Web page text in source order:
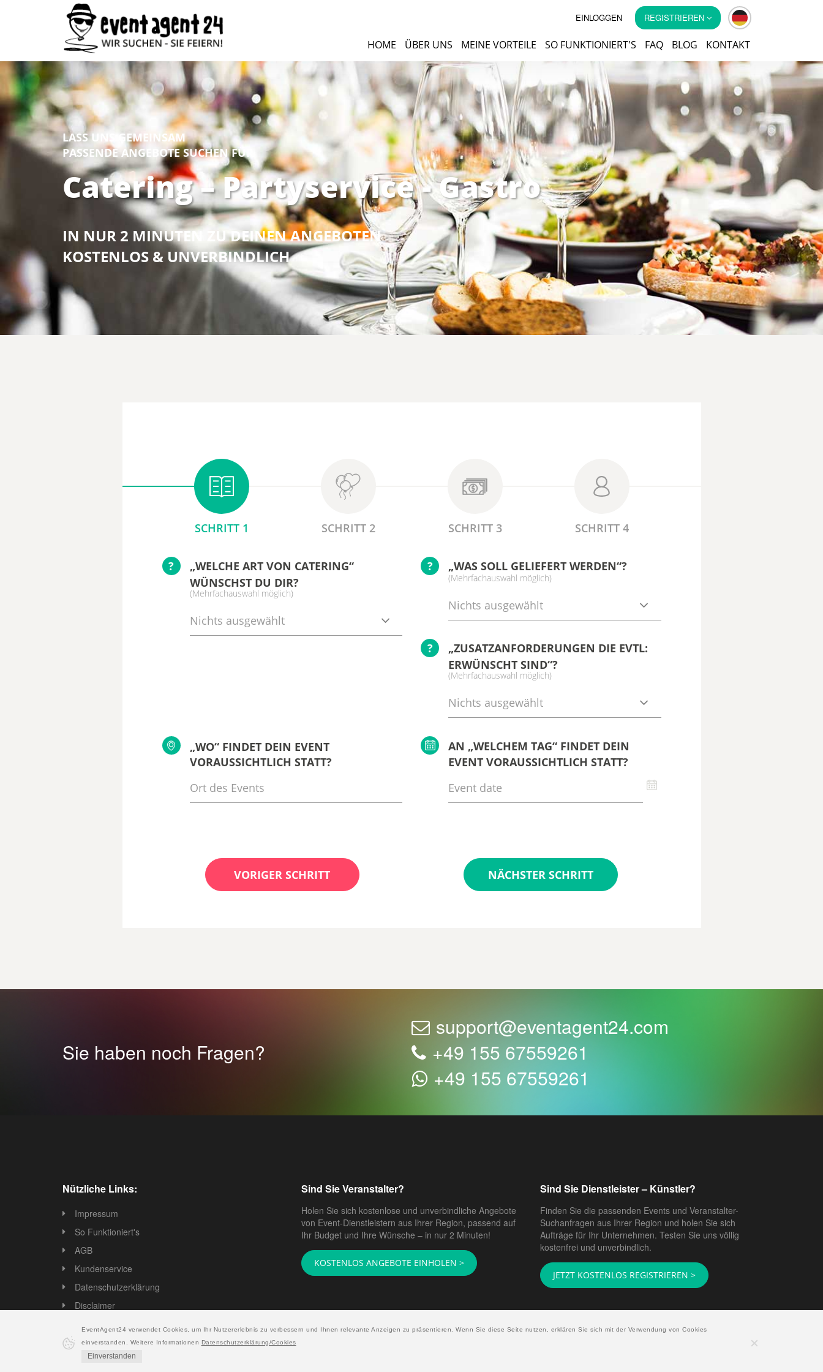
EventAgent24 verwendet Cookies, um Ihr Nutzererlebnis zu verbessern und Ihnen relevante Anzeigen zu präsentieren. Wenn Sie diese Seite nutzen, erklären Sie sich mit der Verwendung von Cookies
einverstanden. Weitere Informationen Datenschutzerklärung/Cookies
Einverstanden
EINLOGGEN REGISTRIEREN
HOME ÜBER UNS MEINE VORTEILE SO FUNKTIONIERT'S FAQ BLOG KONTAKT
LASS UNS GEMEINSAM
PASSENDE ANGEBOTE SUCHEN FÜR
Catering – Partyservice - Gastro
IN NUR 2 MINUTEN ZU DEINEN ANGEBOTEN
KOSTENLOS & UNVERBINDLICH
SCHRITT 1 SCHRITT 2 SCHRITT 3 SCHRITT 4
?
„WELCHE ART VON CATERING“
WÜNSCHST DU DIR?
(Mehrfachauswahl möglich)
Nichts ausgewählt
? „WAS SOLL GELIEFERT WERDEN“?
(Mehrfachauswahl möglich)
Nichts ausgewählt
?
„ZUSATZANFORDERUNGEN DIE EVTL:
ERWÜNSCHT SIND“?
(Mehrfachauswahl möglich)
Nichts ausgewählt
„WO“ FINDET DEIN EVENT
VORAUSSICHTLICH STATT?
AN „WELCHEM TAG“ FINDET DEIN
EVENT VORAUSSICHTLICH STATT?
VORIGER SCHRITT NÄCHSTER SCHRITT
Sie haben noch Fragen?
support@eventagent24.com
+49 155 67559261
+49 155 67559261
Nützliche Links:
Impressum
So Funktioniert's
AGB
Kundenservice
Datenschutzerklärung
Disclaimer
Sind Sie Veranstalter?
Holen Sie sich kostenlose und unverbindliche Angebote
von Event-Dienstleistern aus Ihrer Region, passend auf
Ihr Budget und Ihre Wünsche – in nur 2 Minuten!
KOSTENLOS ANGEBOTE EINHOLEN >
Sind Sie Dienstleister – Künstler?
Finden Sie die passenden Events und Veranstalter-
Suchanfragen aus Ihrer Region und holen Sie sich
Aufträge für Ihr Unternehmen. Testen Sie uns völlig
kostenfrei und unverbindlich.
JETZT KOSTENLOS REGISTRIEREN >
Copyright © 2026 EventAgent24